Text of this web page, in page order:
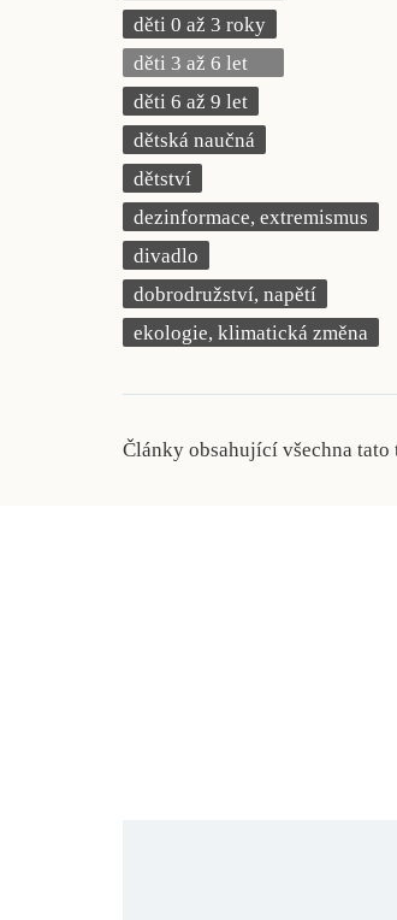
děti 0 až 3 roky
děti 3 až 6 let
děti 6 až 9 let
dětská naučná
dětství
dezinformace, extremismus
divadlo
dobrodružství, napětí
ekologie, klimatická změna
Články obsahující všechna tato